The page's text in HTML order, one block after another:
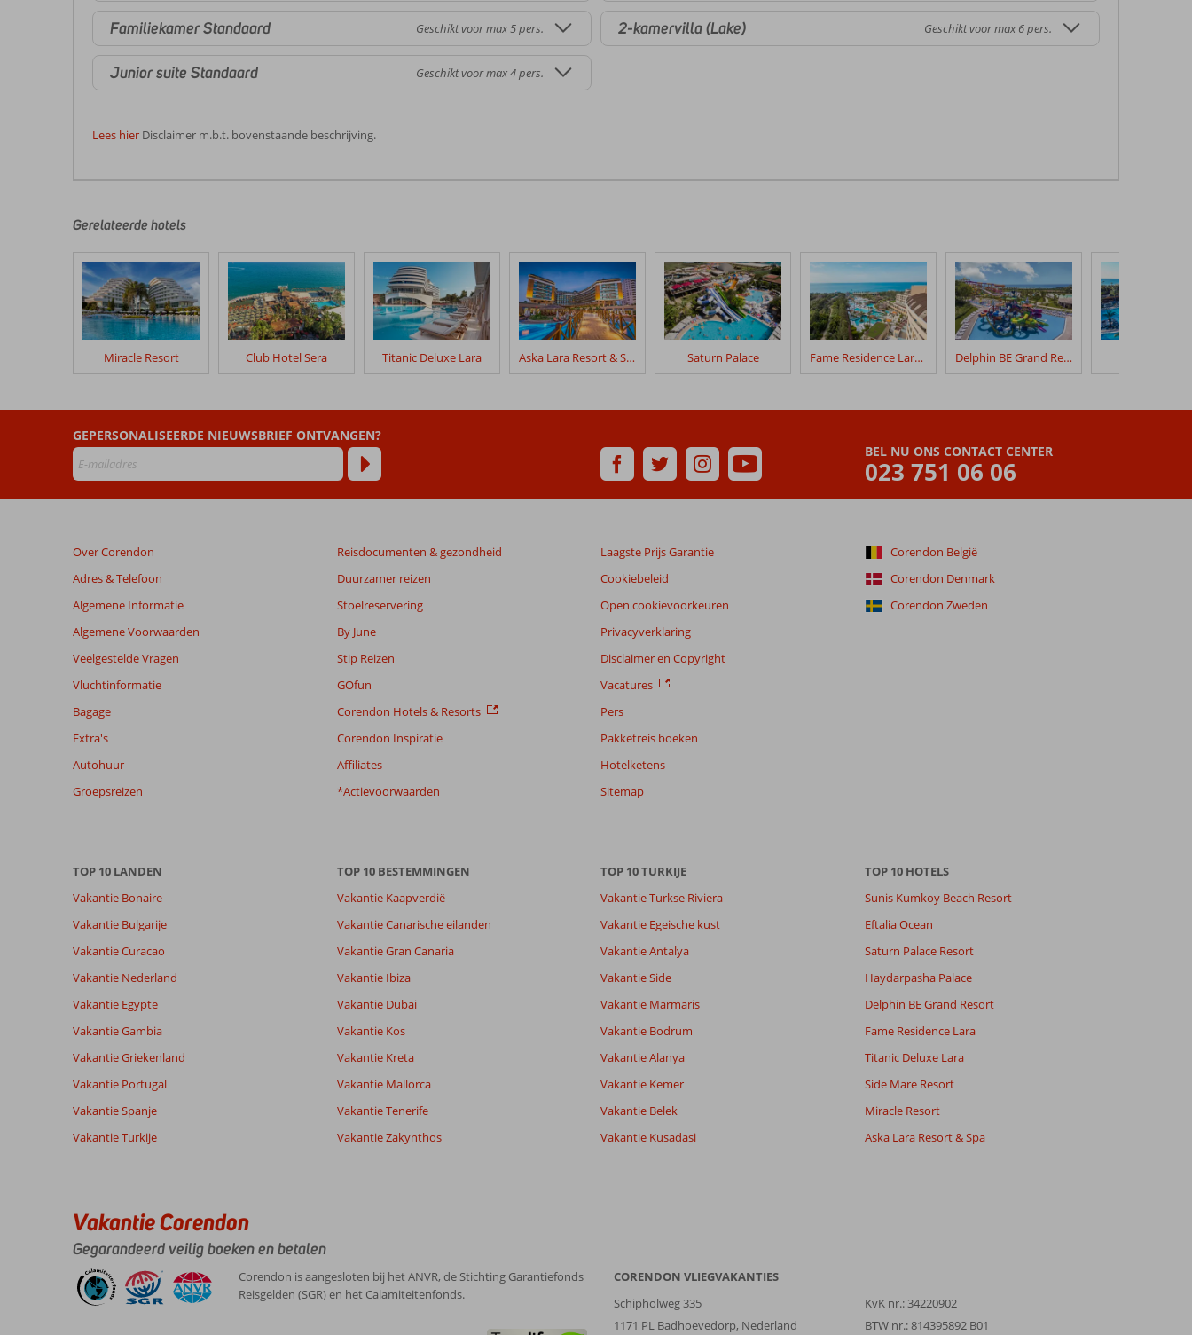
Familiekamer Standaard Geschikt voor max 5 pers.
Junior suite Standaard Geschikt voor max 4 pers.
2-kamervilla (Lake) Geschikt voor max 6 pers.
Lees hier Disclaimer m.b.t. bovenstaande beschrijving.
door
klanten
geschreven
na
hun
verblijf
&
Beoordelingen
zijn
dan
48
maanden
niet
meer
weergegeven
om
beoordelingen
info
over
onze
beoordelingen.
Totale score
Gebaseerd op:
beoordelingen
8,7
Aanrader
Kamers
Kindvriendelijk
Ervaringen
van onze
klanten
Filter reisgezelschap
Sorteren op
8,0
Leonie
Nederland
Gezin met jong(e) kind(eren)
,
Over
Kundu:
We
zijn
niet
bij
Algemene indruk
Ligging
6
Service
9
Prijs/kwaliteit
8
Eten 7
Kamers
Gerelateerde hotels
Miracle Resort Club Hotel Sera Titanic Deluxe Lara Aska Lara Resort & Spa Saturn Palace Fame Residence Lara & Spa Delphin BE Grand Resort
BEL NU ONS CONTACT CENTER
023 751 06 06
GEPERSONALISEERDE NIEUWSBRIEF ONTVANGEN?
Over Corendon
Adres & Telefoon
Algemene Informatie
Algemene Voorwaarden
Veelgestelde Vragen
Vluchtinformatie
Bagage
Extra's
Autohuur
Groepsreizen
Reisdocumenten & gezondheid
Duurzamer reizen
Stoelreservering
By June
Stip Reizen
GOfun
Corendon Hotels & Resorts
Corendon Inspiratie
Affiliates
*Actievoorwaarden
Laagste Prijs Garantie
Cookiebeleid
Open cookievoorkeuren
Privacyverklaring
Disclaimer en Copyright
Vacatures
Pers
Pakketreis boeken
Hotelketens
Sitemap
Corendon België
Corendon Denmark
Corendon Zweden
TOP 10 LANDEN
Vakantie Bonaire
Vakantie Bulgarije
Vakantie Curacao
Vakantie Nederland
Vakantie Egypte
Vakantie Gambia
Vakantie Griekenland
Vakantie Portugal
Vakantie Spanje
Vakantie Turkije
TOP 10 BESTEMMINGEN
Vakantie Kaapverdië
Vakantie Canarische eilanden
Vakantie Gran Canaria
Vakantie Ibiza
Vakantie Dubai
Vakantie Kos
Vakantie Kreta
Vakantie Mallorca
Vakantie Tenerife
Vakantie Zakynthos
TOP 10 TURKIJE
Vakantie Turkse Riviera
Vakantie Egeische kust
Vakantie Antalya
Vakantie Side
Vakantie Marmaris
Vakantie Bodrum
Vakantie Alanya
Vakantie Kemer
Vakantie Belek
Vakantie Kusadasi
TOP 10 HOTELS
Sunis Kumkoy Beach Resort
Eftalia Ocean
Saturn Palace Resort
Haydarpasha Palace
Delphin BE Grand Resort
Fame Residence Lara
Titanic Deluxe Lara
Side Mare Resort
Miracle Resort
Aska Lara Resort & Spa
Vakantie Corendon
Gegarandeerd veilig boeken en betalen
Corendon is aangesloten bij het ANVR, de Stichting Garantiefonds
Reisgelden (SGR) en het Calamiteitenfonds.
CORENDON VLIEGVAKANTIES
Schipholweg 335
1171 PL Badhoevedorp, Nederland
KvK nr.: 34220902
BTW nr.: 814395892 B01